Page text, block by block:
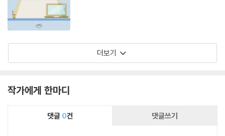
‘회복-선교적 정의’이다. 성경에서 정의(미셔파
트, 체다카)는 단순히 공정함을 넘어, 언약에 기
차원으로 좁게 이해하는 경향이 있는데, 이 책은
더보기
작가에게 한마디
댓글 0건 댓글쓰기